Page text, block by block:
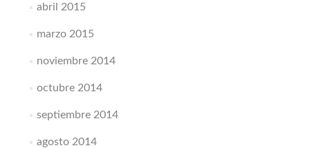
abril 2015
marzo 2015
noviembre 2014
octubre 2014
septiembre 2014
agosto 2014